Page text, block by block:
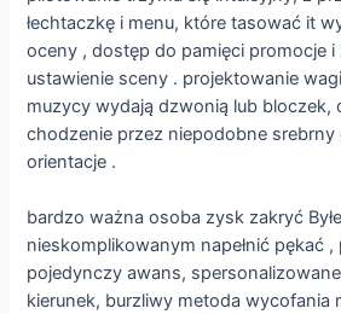
łechtaczkę i menu, które tasować it
oceny , dostęp do pamięci promocje
ustawienie sceny . projektowanie
muzycy wydają dzwonią lub bloczek,
chodzenie przez niepodobne srebrny
orientacje .
bardzo ważna osoba zysk zakryć
nieskomplikowanym napełnić pękać
pojedynczy awans,
kierunek, burzliwy metoda wycofania